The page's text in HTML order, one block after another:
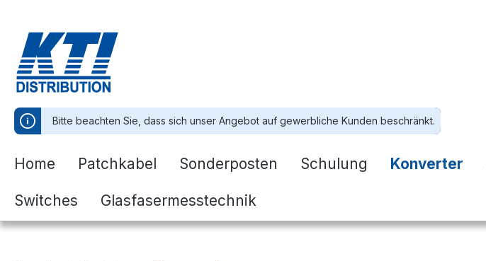
Bitte beachten Sie, dass sich unser Angebot auf gewerbliche Kunden beschränkt.
Home Patchkabel Sonderposten Schulung Konverter
Switches Glasfasermesstechnik